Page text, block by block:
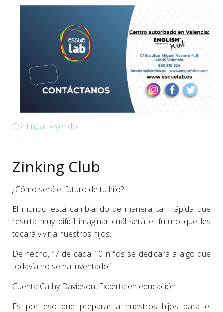
Continuar leyendo
Zinking Club
¿Cómo será el futuro de tu hijo?
El mundo está cambiando de manera tan rápida que
resulta muy difícil imaginar cuál será el futuro que les
tocará vivir a nuestros hijos.
De hecho, “7 de cada 10 niños se dedicará a algo que
todavía no se ha inventado”
Cuenta Cathy Davidson, Experta en educación
Es por eso que preparar a nuestros hijos para el